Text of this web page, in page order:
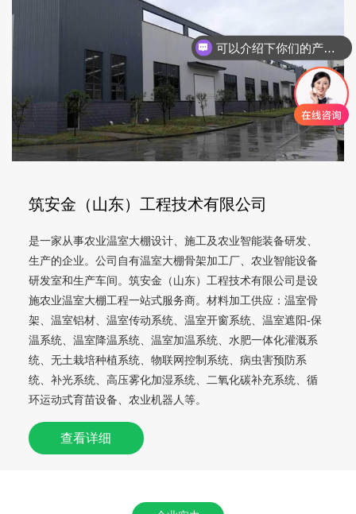
筑安金（山东）工程技术有限公司
是一家从事农业温室大棚设计、施工及农业智能装备研发、
生产的企业。公司自有温室大棚骨架加工厂、农业智能设备
研发室和生产车间。筑安金（山东）工程技术有限公司是设
施农业温室大棚工程一站式服务商。材料加工供应：温室骨
架、温室铝材、温室传动系统、温室开窗系统、温室遮阳-保
温系统、温室降温系统、温室加温系统、水肥一体化灌溉系
统、无土栽培种植系统、物联网控制系统、病虫害预防系
统、补光系统、高压雾化加湿系统、二氧化碳补充系统、循
环运动式育苗设备、农业机器人等。
查看详细
可以介绍下你们的产品么